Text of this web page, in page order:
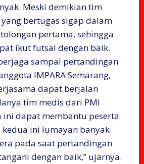
Meski demikian tim
bertugas sigap dalam
pertama, sehingga
ikut futsal dengan baik.
sampai pertandingan
IMPARA Semarang,
dapat berjalan
tim medis dari PMI
ini dapat membantu peserta
kedua ini lumayan banyak
pada saat pertandingan
dengan baik,” ujarnya.